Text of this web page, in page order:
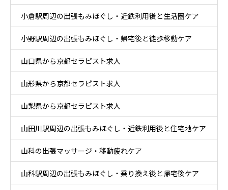
小倉駅周辺の出張もみほぐし・近鉄利用後と生活圏ケア
小野駅周辺の出張もみほぐし・帰宅後と徒歩移動ケア
山口県から京都セラピスト求人
山形県から京都セラピスト求人
山梨県から京都セラピスト求人
山田川駅周辺の出張もみほぐし・近鉄利用後と住宅地ケア
山科の出張マッサージ・移動疲れケア
山科駅周辺の出張もみほぐし・乗り換え後と帰宅後ケア